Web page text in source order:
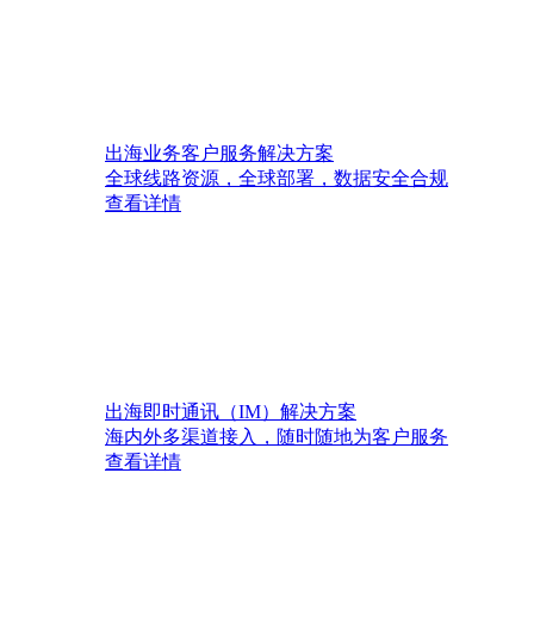
出海业务客户服务解决方案
全球线路资源，全球部署，数据安全合规
查看详情
出海即时通讯（IM）解决方案
海内外多渠道接入，随时随地为客户服务
查看详情